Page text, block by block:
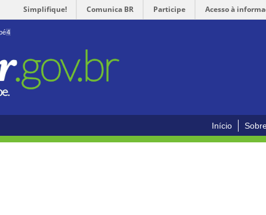
Simplifique! Comunica BR Participe Acesso à
4
Início